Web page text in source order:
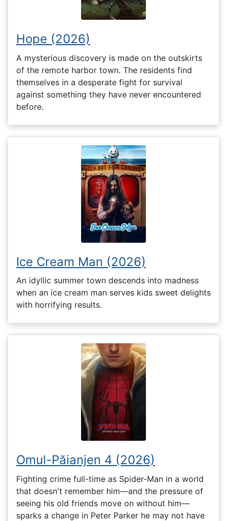
Hope (2026)
A mysterious discovery is made on the outskirts
of the remote harbor town. The residents find
themselves in a desperate fight for survival
against something they have never encountered
before.
Ice Cream Man (2026)
An idyllic summer town descends into madness
when an ice cream man serves kids sweet delights
with horrifying results.
Omul-Păianjen 4 (2026)
Fighting crime full-time as Spider-Man in a world
that doesn't remember him—and the pressure of
seeing his old friends move on without him—
sparks a change in Peter Parker he may not have